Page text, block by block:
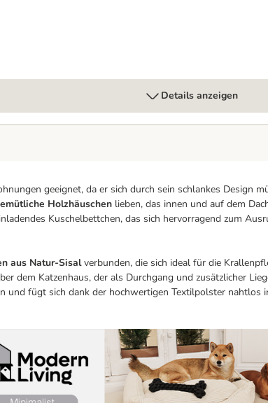
Details anzeigen
geeignet, da er sich durch sein schlankes Design
Holzhäuschen lieben, das innen und auf dem
Kuschelbettchen, das sich hervorragend zum
aus Natur-Sisalverbunden, die sich ideal für die
dem Katzenhaus, der als Durchgang und zusätzlicher
und fügt sich dank der hochwertigen Textilpolster nahtlos